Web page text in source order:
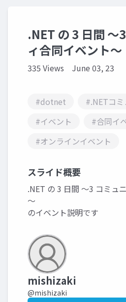
.NET の 3 日間 ～
ィ合同イベント～
335 Views June 03, 23
#dotnet
#.NETコミ
#イベント
#合同イ
#オンラインイベント
スライド概要
.NET の 3 日間 ～3 コミュ
～
のイベント説明です
mishizaki
@mishizaki